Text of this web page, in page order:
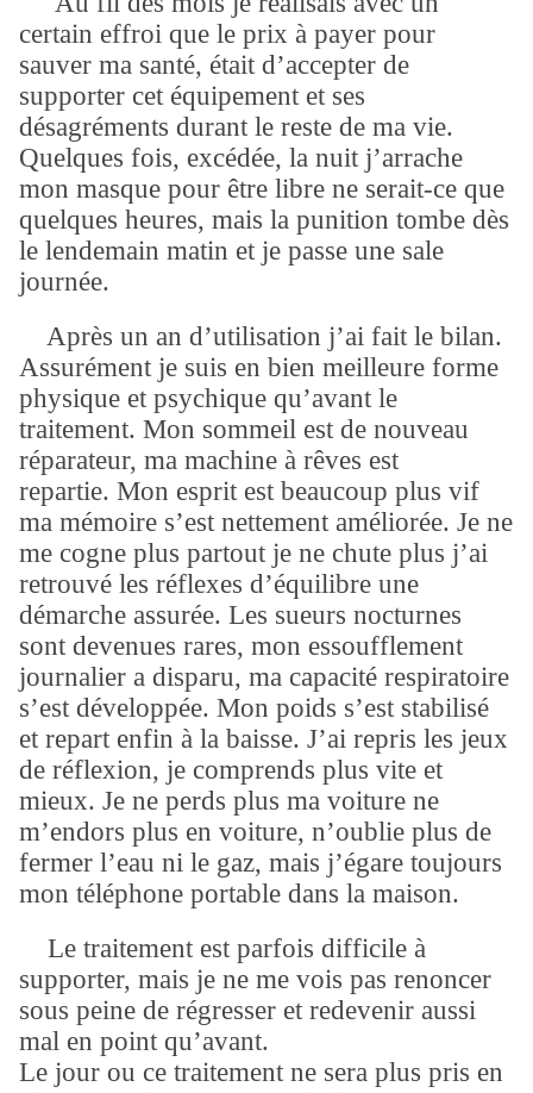
certain effroi que le prix à payer pour
sauver ma santé, était d’accepter de
supporter cet équipement et ses
désagréments durant le reste de ma vie.
Quelques fois, excédée, la nuit j’arrache
mon masque pour être libre ne serait-ce que
quelques heures, mais la punition tombe dès
le lendemain matin et je passe une sale
journée.
Après un an d’utilisation j’ai fait le bilan.
Assurément je suis en bien meilleure forme
physique et psychique qu’avant le
traitement. Mon sommeil est de nouveau
réparateur, ma machine à rêves est
repartie. Mon esprit est beaucoup plus vif
ma mémoire s’est nettement améliorée. Je ne
me cogne plus partout je ne chute plus j’ai
retrouvé les réflexes d’équilibre une
démarche assurée. Les sueurs nocturnes
sont devenues rares, mon essoufflement
journalier a disparu, ma capacité respiratoire
s’est développée. Mon poids s’est stabilisé
et repart enfin à la baisse. J’ai repris les jeux
de réflexion, je comprends plus vite et
mieux. Je ne perds plus ma voiture ne
m’endors plus en voiture, n’oublie plus de
fermer l’eau ni le gaz, mais j’égare toujours
mon téléphone portable dans la maison.
Le traitement est parfois difficile à
supporter, mais je ne me vois pas renoncer
sous peine de régresser et redevenir aussi
mal en point qu’avant.
Le jour ou ce traitement ne sera plus pris en